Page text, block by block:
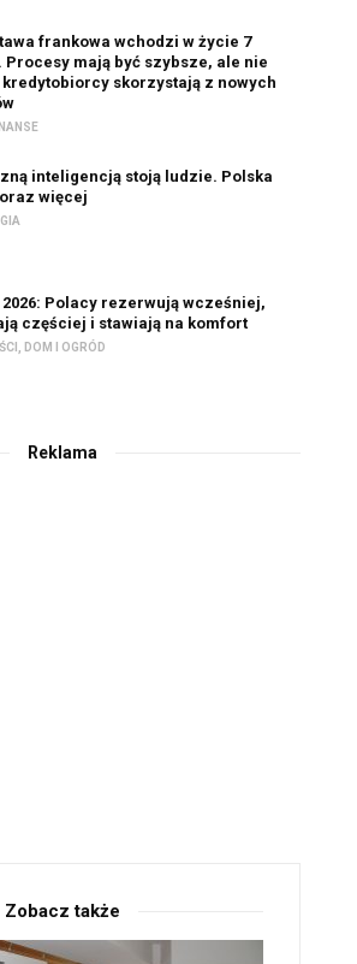
frankowa wchodzi w życie 7
Procesy mają być szybsze, ale nie
skorzystają z nowych
inteligencją stoją ludzie. Polska
więcej
2026: Polacy rezerwują wcześniej,
częściej i stawiają na komfort
DOM I OGRÓD
Reklama
Zobacz także